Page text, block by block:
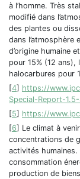
à l’homme. Très
modifié dans
des plantes ou
dans l’atmosphère
d’origine humaine
pour 15% (12 ans),
halocarbures pour
[4] https://
Special-Report-
[5] https://
[6] Le climat à
concentrations de
activités
consommation
production de